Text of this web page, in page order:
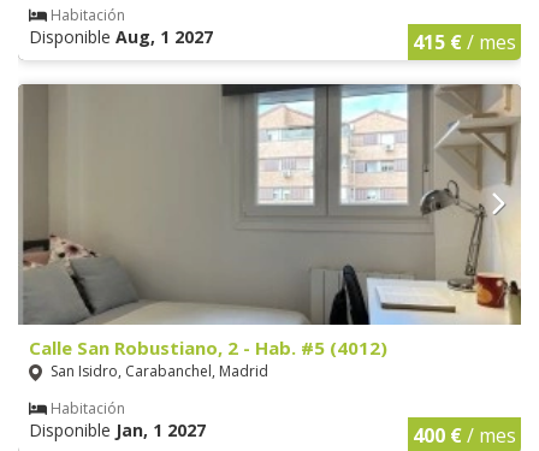
Habitación
Disponible Aug, 1 2027 415 €/ mes
Calle San Robustiano, 2 - Hab. #5 (4012)
San Isidro, Carabanchel, Madrid
Habitación
Disponible Jan, 1 2027 400 €/ mes